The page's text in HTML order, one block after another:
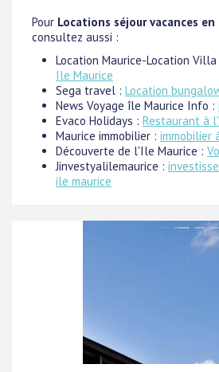
Pour Locations séjour vacances en
consultez aussi :
Location Maurice-Location Villa
Ile Maurice
Sega travel : Location
News Voyage île Maurice Info :
Evaco Holidays : Restaurant à
Maurice immobilier : immobilier
Découverte de l'Ile Maurice :
Jinvestyalilemaurice :
ile maurice